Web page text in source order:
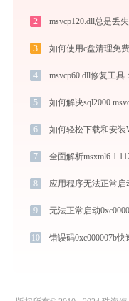
2 msvcp120.dll总是丢
3 如何使用c盘清理免
4
5 如何解决sql2000
6
7 全面解析
8 应用程序无法正常启
9 无法正常启动
10 错误码0xc000007b快